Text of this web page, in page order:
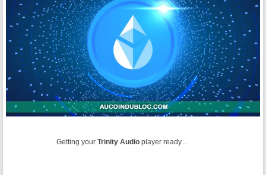
Getting your Trinity Audio player ready...